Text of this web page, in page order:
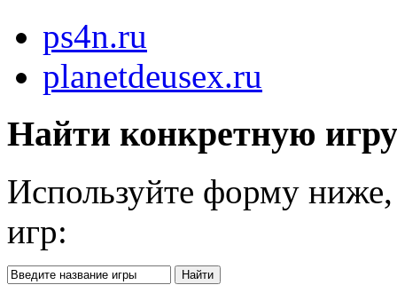
ps4n.ru
planetdeusex.ru
Найти конкретную
Используйте форму
игр: